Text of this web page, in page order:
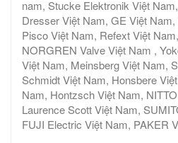
nam, Stucke Elektronik Việt
Dresser Việt Nam, GE Việt
Pisco Việt Nam, Refext Việt
NORGREN Valve Việt Nam ,
Việt Nam, Meinsberg Việt Nam,
Schmidt Việt Nam, Honsbere
Nam, Hontzsch Việt Nam,
Laurence Scott Việt Nam,
FUJI Electric Việt Nam, PAKER